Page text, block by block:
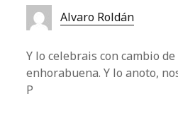
Alvaro Roldán
Y lo celebrais con cambio
enhorabuena. Y lo anoto,
P